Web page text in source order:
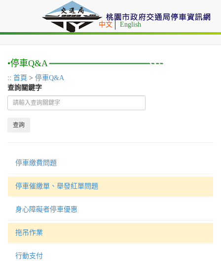
中文 English
停車Q&A
:: 首頁 > 停車Q&A
查詢關鍵字
停車繳費問題
停車催繳單、舉發紅單問題
身心障礙者停車優惠
拖吊作業
行動支付